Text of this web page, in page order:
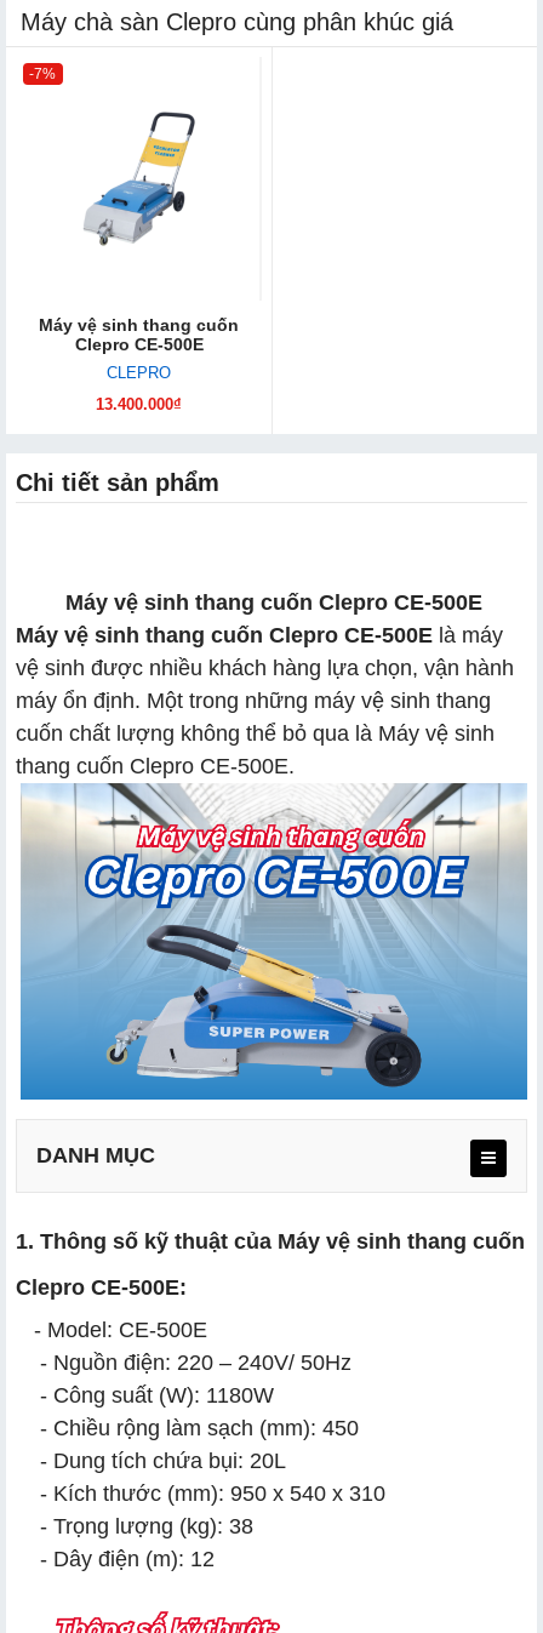
Máy chà sàn Clepro cùng phân khúc giá
-7%
Máy vệ sinh thang cuốn
Clepro CE-500E
CLEPRO
13.400.000₫
Chi tiết sản phẩm
Máy vệ sinh thang cuốn Clepro CE-500E
Máy vệ sinh thang cuốn Clepro CE-500E là máy
vệ sinh được nhiều khách hàng lựa chọn, vận hành
máy ổn định. Một trong những máy vệ sinh thang
cuốn chất lượng không thể bỏ qua là Máy vệ sinh
thang cuốn Clepro CE-500E.
DANH MỤC
1. Thông số kỹ thuật của Máy vệ sinh thang cuốn
Clepro CE-500E:
- Model: CE-500E
- Nguồn điện: 220 – 240V/ 50Hz
- Công suất (W): 1180W
- Chiều rộng làm sạch (mm): 450
- Dung tích chứa bụi: 20L
- Kích thước (mm): 950 x 540 x 310
- Trọng lượng (kg): 38
- Dây điện (m): 12